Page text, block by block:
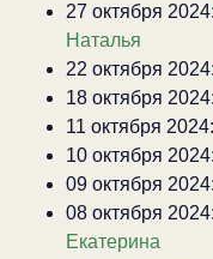
27 октября 2024:
Наталья
22 октября 2024:
18 октября 2024:
11 октября 2024:
10 октября 2024:
09 октября 2024:
08 октября 2024:
Екатерина